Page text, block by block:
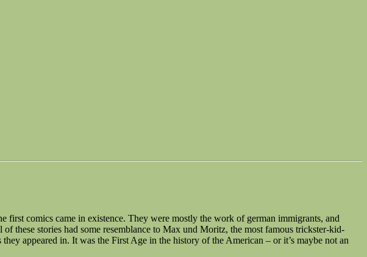
comics came in existence. They were mostly the work of german immigrants, and
these stories had some resemblance to Max und Moritz, the most famous trickster-kid-
appeared in. It was the First Age in the history of the American – or it’s maybe not an